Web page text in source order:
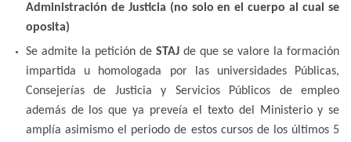
Administración de Justicia (no solo en el cuerpo al cual se
oposita)
Se admite la petición de STAJ de que se valore la formación
impartida u homologada por las universidades Públicas,
Consejerías de Justicia y Servicios Públicos de empleo
además de los que ya preveía el texto del Ministerio y se
amplía asimismo el periodo de estos cursos de los últimos 5